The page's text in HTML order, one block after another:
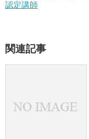
認定講師
関連記事